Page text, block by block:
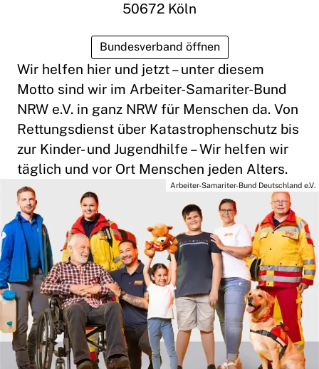
50672 Köln
Bundesverband öffnen
Wir helfen hier und jetzt – unter diesem
Motto sind wir im Arbeiter-Samariter-Bund
NRW e.V. in ganz NRW für Menschen da. Von
Rettungsdienst über Katastrophenschutz bis
zur Kinder- und Jugendhilfe – Wir helfen wir
täglich und vor Ort Menschen jeden Alters.
Arbeiter-Samariter-Bund Deutschland e.V.